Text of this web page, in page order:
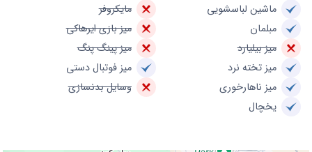
ماشین لباسشویی
مایکروفر
مبلمان
میز بازی ایرهاکی
میز بیلیارد
میز پینگ پنگ
میز تخته نرد
میز فوتبال دستی
میز ناهارخوری
وسایل بدنسازی
یخچال